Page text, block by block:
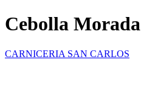
Cebolla Morada
CARNICERIA SAN CARLOS